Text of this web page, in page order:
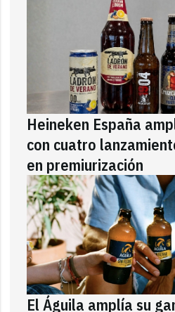
Heineken España
con cuatro
en premiurización
El Águila amplía su